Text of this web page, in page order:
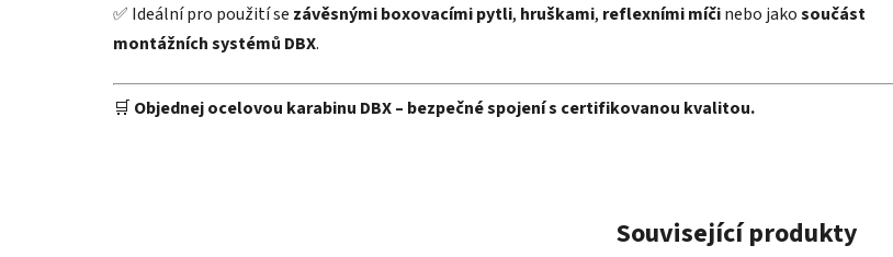
✅ Ideální pro použití se závěsnými boxovacími pytli, hruškami, reflexními míčinebo jakosoučást
montážních systémů DBX.
🛒 Objednej ocelovou karabinu DBX – bezpečné spojení s certifikovanou kvalitou.
Související produkty